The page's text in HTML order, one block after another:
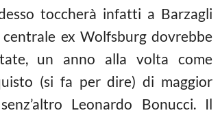
toccherà infatti a Barzagli
ex Wolfsburg dovrebbe
un anno alla volta come
(si fa per dire) di maggior
Leonardo Bonucci. Il